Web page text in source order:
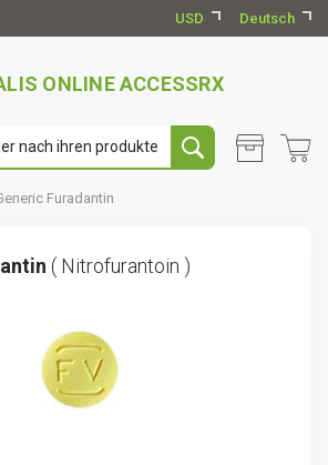
USD Deutsch
ONLINE ACCESSRX
Furadantin
( Nitrofurantoin )